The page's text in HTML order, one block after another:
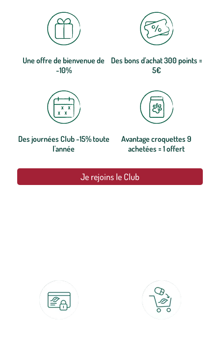
Une offre de bienvenue de
-10%
Des bons d'achat 300 points =
5€
Des journées Club -15% toute
l'année
Avantage croquettes 9
achetées = 1 offert
Je rejoins le Club